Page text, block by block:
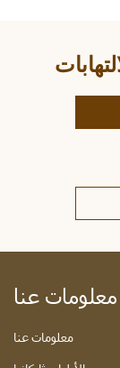
معلومات عنا
معلومات عنا